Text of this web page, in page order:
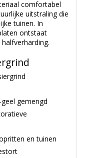
comfortabel
uitstraling die
tuinen. In
ontstaat
gemengd
en tuinen